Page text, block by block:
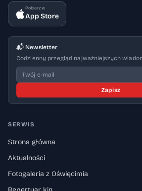
Pobierz w
App Store
📬 Newsletter
Codzienny przegląd najważniejszych
Zapisz
SERWIS
Strona główna
Aktualności
Fotogaleria z Oświęcimia